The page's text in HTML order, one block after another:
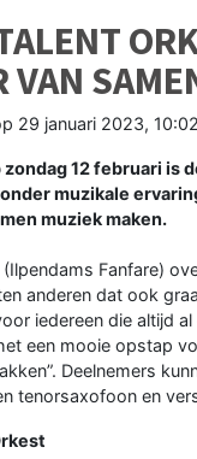
VAN
29 januari 2023,
zondag 12 februari
muzikale
muziek maken.
Fanfare)
anderen dat ook
iedereen die altijd
een mooie opstap
Deelnemers
tenorsaxofoon en